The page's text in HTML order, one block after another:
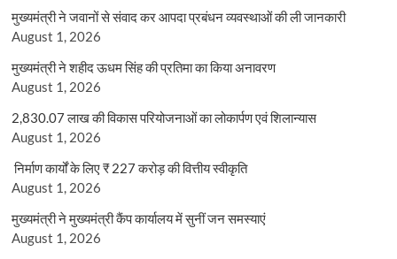
मुख्यमंत्री ने जवानों से संवाद कर आपदा प्रबंधन व्यवस्थाओं की ली जानकारी
August 1, 2026
मुख्यमंत्री ने शहीद ऊधम सिंह की प्रतिमा का किया अनावरण
August 1, 2026
2,830.07 लाख की विकास परियोजनाओं का लोकार्पण एवं शिलान्यास
August 1, 2026
निर्माण कार्यों के लिए ₹ 227 करोड़ की वित्तीय स्वीकृति
August 1, 2026
मुख्यमंत्री ने मुख्यमंत्री कैंप कार्यालय में सुनीं जन समस्याएं
August 1, 2026